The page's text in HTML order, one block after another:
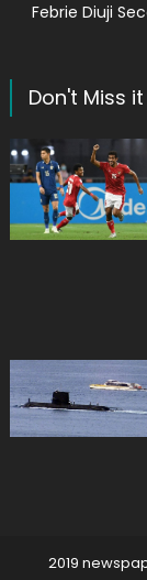
Febrie Diuji
Don't Miss it
2019